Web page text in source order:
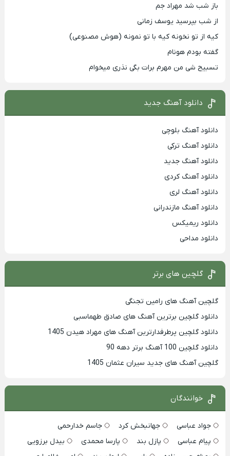
باز شب شد مهراد جم
از شب بپرسید یوسف زمانی
کیه از تو نخونه کیه با تو نمونه (هوش مصنوعی)
گفته بودم هونام
تسبیح شی من مهرم برات بگی نذری میخوام
دانلود آهنگ جدید
دانلود آهنگ بلوچی
دانلود آهنگ ترکی
دانلود آهنگ جدید
دانلود آهنگ کردی
دانلود آهنگ لری
دانلود آهنگ مازندرانی
دانلود ریمیکس
دانلود مداحی
گلچین های برتر
گلچین آهنگ های رامین تجنگی
دانلود گلچین برترین آهنگ های صادق طهماسبی
دانلود گلچین پرطرفدارترین آهنگ های مهراد هیدن 1405
دانلود گلچین 100 آهنگ برتر دهه 90
گلچین آهنگ های جدید سیران عثمان 1405
خوانندگان
جواد عباسی جهانبخش کرد
جاسم خدارحمی
پیام عباسی
پازل بند پارسا محمدی
بیدل برزویی